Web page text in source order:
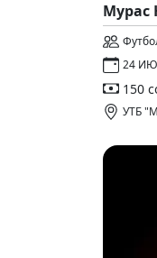
Мурас
24
150
УТБ